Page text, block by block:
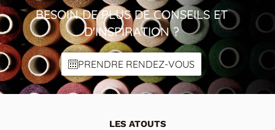
BESOIN DE PLUS DE CONSEILS ET
D'INSPIRATION ?
PRENDRE RENDEZ-VOUS
LES ATOUTS